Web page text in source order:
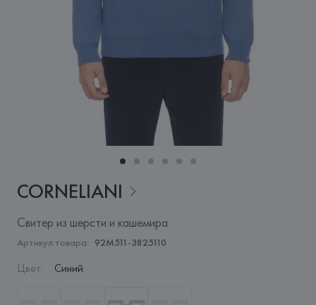
CORNELIANI
Свитер из шерсти и кашемира
Артикул товара: 92M511-3825110
Цвет: Синий